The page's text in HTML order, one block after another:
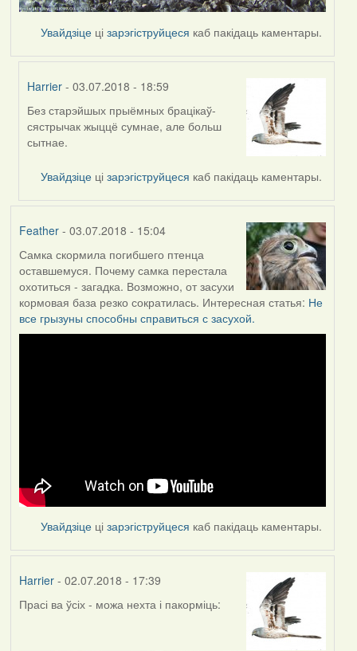
Увайдзіце цізарэгіструйцеся каб пакідаць каментары.
Harrier - 03.07.2018 - 18:59
In
reply
to
Feather
Без старэйшых прыёмных брацікаў-
сястрычак жыццё сумнае, але больш
сытнае.
Увайдзіце цізарэгіструйцеся каб пакідаць каментары.
Feather- 03.07.2018 - 15:04
Самка скормила погибшего птенца
оставшемуся. Почему самка перестала
охотиться - загадка. Возможно, от засухи
кормовая база резко сократилась. Интересная статья: Не
все грызуны способны справиться с засухой.
Увайдзіце цізарэгіструйцеся каб пакідаць каментары.
Harrier- 02.07.2018 - 17:39
Прасі ва ўсіх - можа нехта і пакорміць: